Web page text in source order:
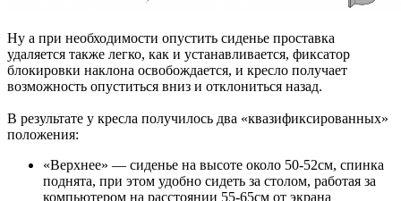
Ну а при необходимости опустить сиденье проставка
удаляется также легко, как и устанавливается, фиксатор
блокировки наклона освобождается, и кресло получает
возможность опуститься вниз и отклониться назад.
В результате у кресла получилось два «квазификсированных»
положения:
«Верхнее» — сиденье на высоте около 50-52см, спинка
поднята, при этом удобно сидеть за столом, работая за
компьютером на расстоянии 55-65см от экрана